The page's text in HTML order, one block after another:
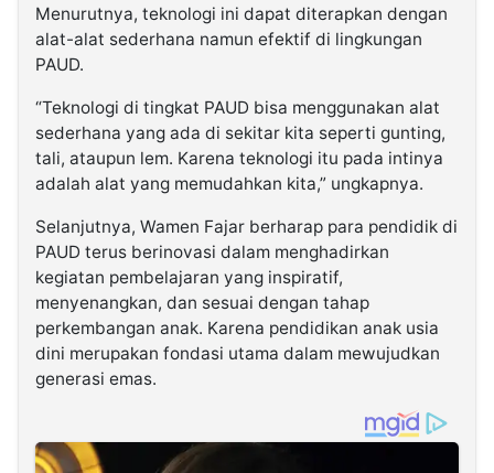
Menurutnya, teknologi ini dapat diterapkan dengan
alat-alat sederhana namun efektif di lingkungan
PAUD.
“Teknologi di tingkat PAUD bisa menggunakan alat
sederhana yang ada di sekitar kita seperti gunting,
tali, ataupun lem. Karena teknologi itu pada intinya
adalah alat yang memudahkan kita,” ungkapnya.
Selanjutnya, Wamen Fajar berharap para pendidik di
PAUD terus berinovasi dalam menghadirkan
kegiatan pembelajaran yang inspiratif,
menyenangkan, dan sesuai dengan tahap
perkembangan anak. Karena pendidikan anak usia
dini merupakan fondasi utama dalam mewujudkan
generasi emas.